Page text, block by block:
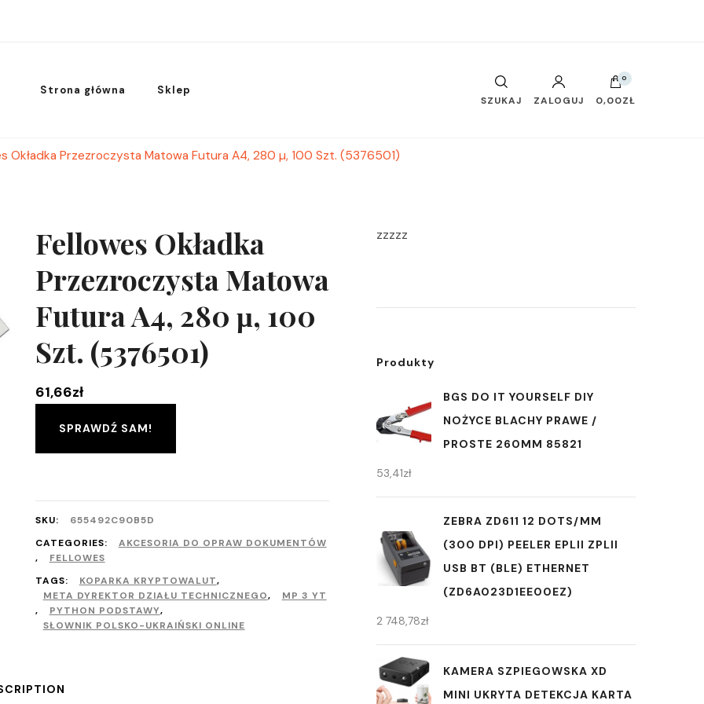
Strona główna Sklep
SZUKAJ ZALOGUJ
0
0,00ZŁ
Okładka Przezroczysta Matowa Futura A4, 280 µ, 100 Szt. (5376501)
Fellowes Okładka
Przezroczysta Matowa
Futura A4, 280 µ, 100
Szt. (5376501)
61,66zł
SPRAWDŹ SAM!
SKU:
655492C90B5D
CATEGORIES:
AKCESORIA DO OPRAW DOKUMENTÓW
,
FELLOWES
TAGS:
KOPARKA KRYPTOWALUT,
META DYREKTOR DZIAŁU TECHNICZNEGO,
MP 3 YT
,
PYTHON PODSTAWY,
SŁOWNIK POLSKO-UKRAIŃSKI ONLINE
zzzzz
Produkty
BGS DO IT YOURSELF DIY
NOŻYCE BLACHY PRAWE /
PROSTE 260MM 85821
53,41zł
ZEBRA ZD611 12 DOTS/MM
(300 DPI) PEELER EPLII ZPLII
USB BT (BLE) ETHERNET
(ZD6A023D1EE00EZ)
2 748,78zł
KAMERA SZPIEGOWSKA XD
MINI UKRYTA DETEKCJA KARTA